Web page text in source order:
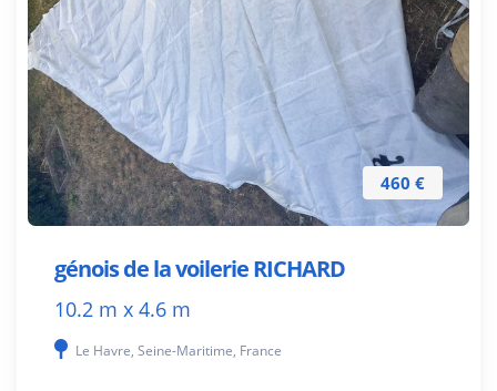
460 €
génois de la voilerie RICHARD
10.2 m x 4.6 m
Le Havre, Seine-Maritime, France